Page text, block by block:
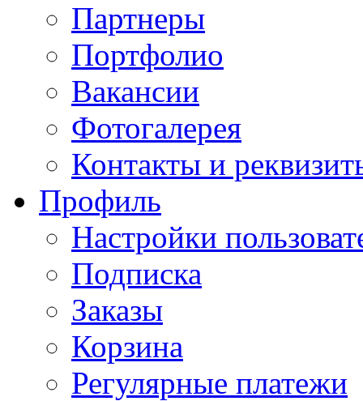
Партнеры
Портфолио
Вакансии
Фотогалерея
Контакты и
Профиль
Настройки
Подписка
Заказы
Корзина
Регулярные платежи